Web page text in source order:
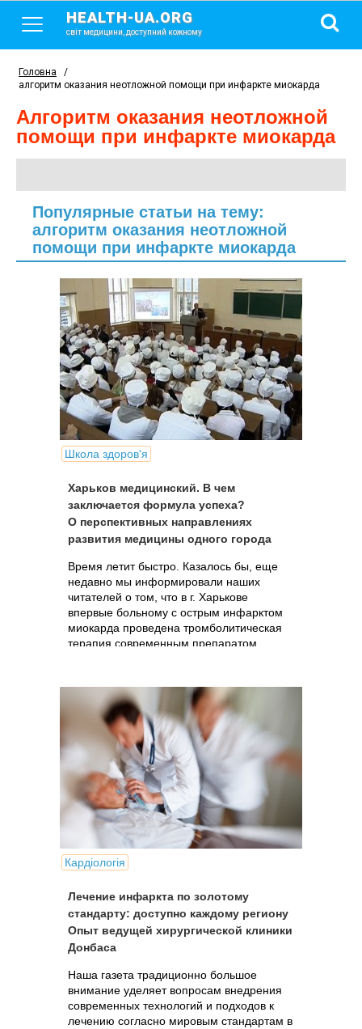
HEALTH-UA.ORG
світ медицини, доступний кожному
Головна
/
алгоритм оказания неотложной помощи при инфаркте миокарда
алгоритм оказания неотложной
помощи при инфаркте миокарда
Популярные статьи на тему:
алгоритм оказания неотложной
помощи при инфаркте миокарда
Школа здоров'я
Харьков медицинский. В чем
заключается формула успеха?
О перспективных направлениях
развития медицины одного города
Время летит быстро. Казалось бы, еще
недавно мы информировали наших
читателей о том, что в г. Харькове
впервые больному с острым инфарктом
миокарда проведена тромболитическая
терапия современным препаратом
Кардіологія
Лечение инфаркта по золотому
стандарту: доступно каждому региону
Опыт ведущей хирургической клиники
Донбаса
Наша газета традиционно большое
внимание уделяет вопросам внедрения
современных технологий и подходов к
лечению согласно мировым стандартам в